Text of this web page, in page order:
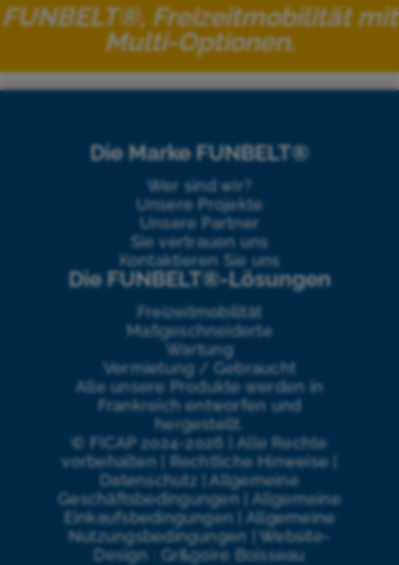
FUNBELT®, Freizeitmobilität mit
Multi-Optionen.
Die Marke FUNBELT®
Wer sind wir?
Unsere Projekte
Unsere Partner
Sie vertrauen uns
Kontaktieren Sie uns
Die FUNBELT®-Lösungen
Freizeitmobilität
Maßgeschneiderte
Wartung
Vermietung / Gebraucht
Alle unsere Produkte werden in
Frankreich entworfen und
hergestellt.
©
FICAP2024-2026 |Alle Rechte
vorbehalten| Rechtliche Hinweise
Datenschutz |Allgemeine
Geschäftsbedingungen| Allgemeine
Einkaufsbedingungen
Allgemeine
Nutzungsbedingungen
Website-
Design : Gr&goire Boisseau